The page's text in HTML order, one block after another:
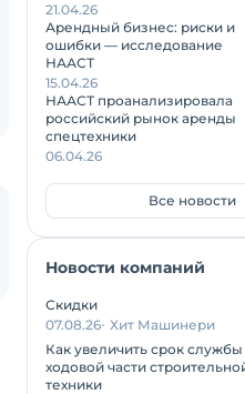
21.04.26
Арендный бизнес: риски и
ошибки — исследование
НААСТ
15.04.26
НААСТ проанализировала
российский рынок аренды
спецтехники
06.04.26
Все новости
Новости компаний
Скидки
07.08.26 Хит Машинери
Как увеличить срок службы
ходовой части
техники